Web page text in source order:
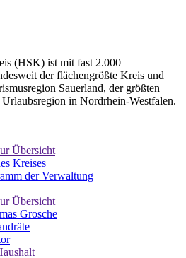
(HSK) ist mit fast 2.000
der flächengrößte Kreis und
Sauerland, der größten
Urlaubsregion in Nordrhein-Westfalen.
Übersicht
Kreises
der Verwaltung
Übersicht
Grosche